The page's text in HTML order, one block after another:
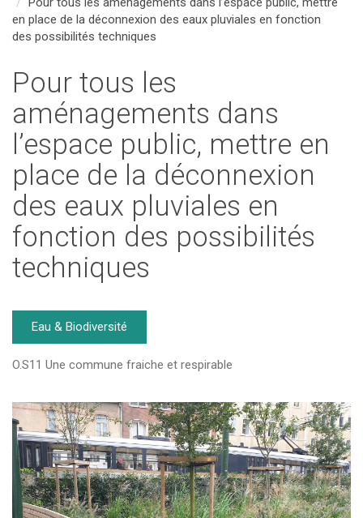
en place de la déconnexion des eaux pluviales en fonction
des possibilités techniques
Pour tous les
aménagements dans
l’espace public, mettre en
place de la déconnexion
des eaux pluviales en
fonction des possibilités
techniques
Eau & Biodiversité
O.S11 Une commune fraiche et respirable